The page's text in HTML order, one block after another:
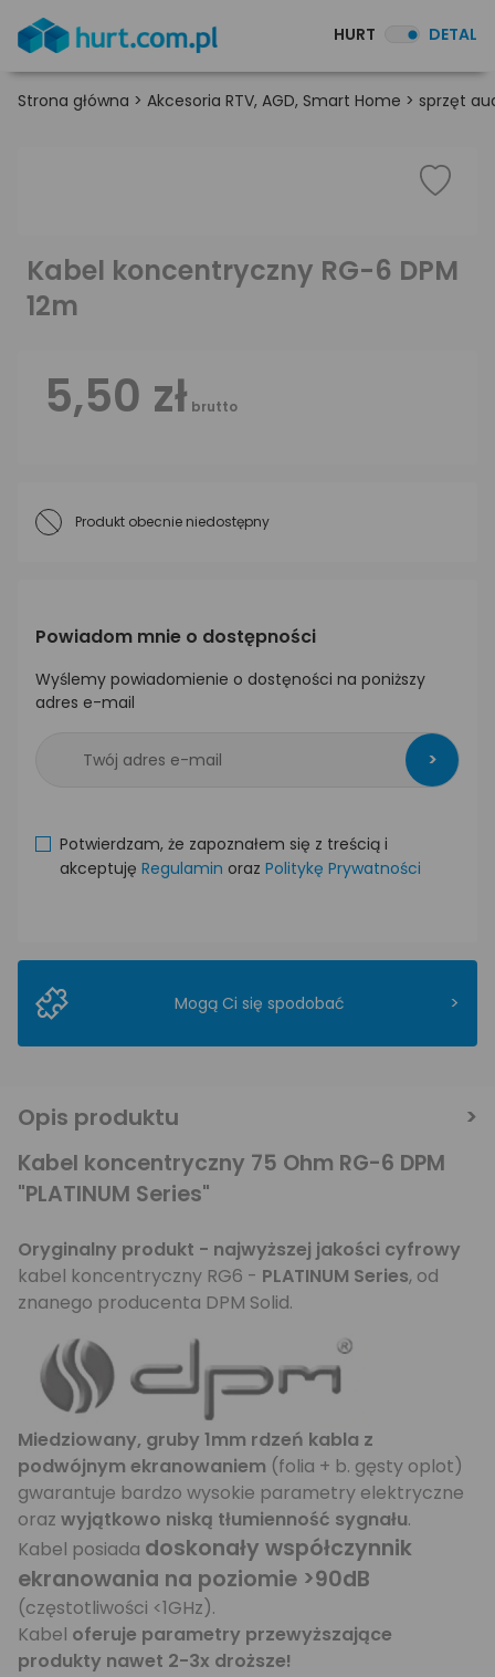
HURT DETAL
Strona główna > Akcesoria RTV, AGD, Smart Home > sprzęt
Kabel koncentryczny RG-6 DPM
12m
5,50 zł brutto
Produkt obecnie niedostępny
Powiadom mnie o dostępności
Wyślemy powiadomienie o dostęności na poniższy
adres e-mail
>
Potwierdzam, że zapoznałem się z treścią i
akceptuję Regulamin oraz Politykę Prywatności
Mogą Ci się spodobać >
Opis produktu
Kabel koncentryczny 75 Ohm RG-6 DPM
"PLATINUM Series"
Oryginalny produkt - najwyższej jakości cyfrowy
kabel koncentryczny RG6 - PLATINUM Series, od
znanego producenta DPM Solid.
Miedziowany, gruby 1mm rdzeń kabla z
podwójnym ekranowaniem (folia + b. gęsty oplot)
gwarantuje bardzo wysokie parametry elektryczne
oraz wyjątkowo niską tłumienność sygnału.
Kabel posiada doskonały współczynnik
ekranowania na poziomie >90dB
(częstotliwości <1GHz).
Kabel oferuje parametry przewyższające
produkty nawet 2-3x droższe!